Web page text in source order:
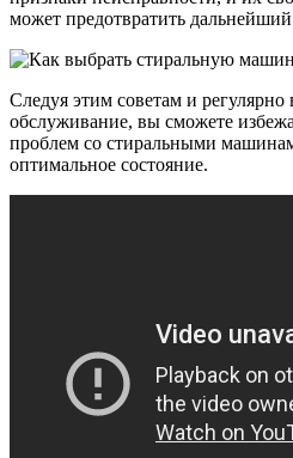
может предотвратить
Следуя этим советам и регулярно
обслуживание, вы сможете
проблем со стиральными
оптимальное состояние.